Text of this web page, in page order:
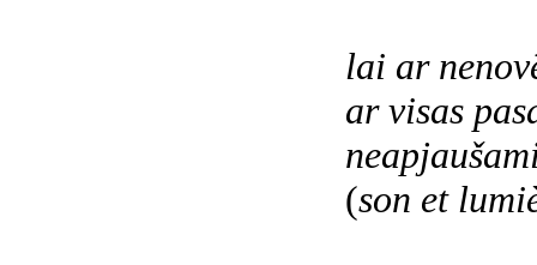
lai ar
ar visas
(son et